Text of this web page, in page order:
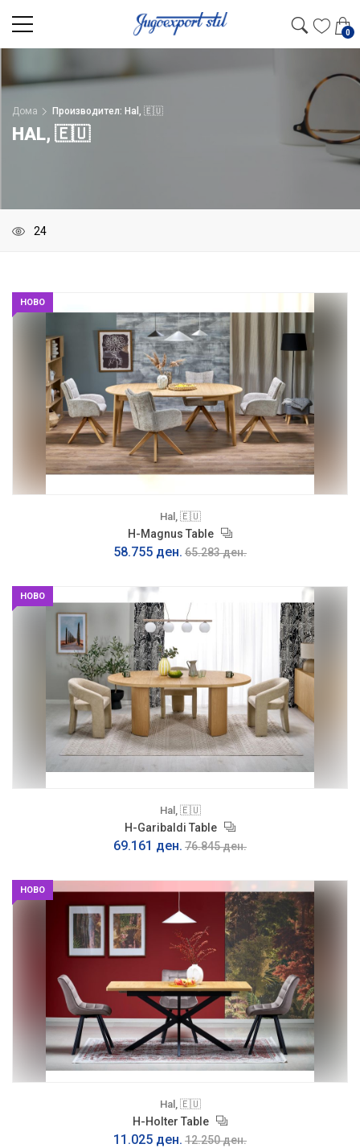
0
Дома Производител: Hal, 🇪🇺
HAL, 🇪🇺
НОВО
Hal, 🇪🇺
H-Magnus Table
58.755 ден. 65.283 ден.
НОВО
Hal, 🇪🇺
H-Garibaldi Table
69.161 ден. 76.845 ден.
НОВО
Hal, 🇪🇺
H-Holter Table
11.025 ден. 12.250 ден.